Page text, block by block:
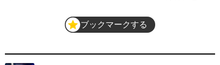
ブックマークする